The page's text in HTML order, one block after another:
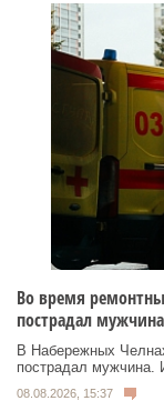
Во время
пострадал мужчина
В Набережных
пострадал мужчина.
08.08.2026, 15:37